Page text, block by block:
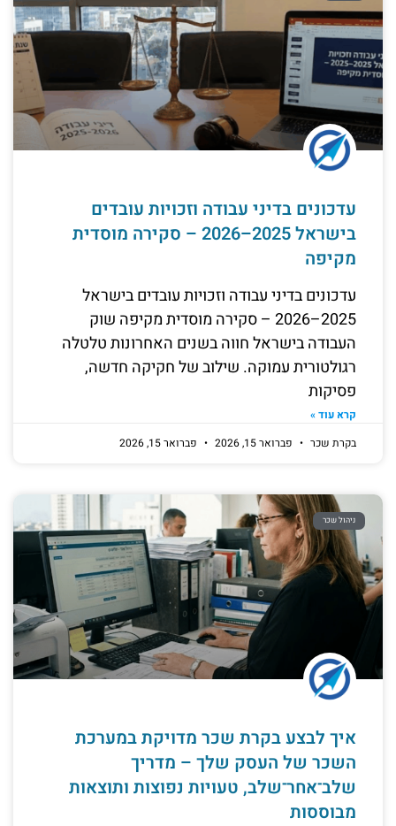
עדכונים בדיני עבודה וזכויות עובדים
בישראל 2025–2026 – סקירה מוסדית
מקיפה
עדכונים בדיני עבודה וזכויות עובדים בישראל
2025–2026 – סקירה מוסדית מקיפה שוק
העבודה בישראל חווה בשנים האחרונות טלטלה
רגולטורית עמוקה. שילוב של חקיקה חדשה,
פסיקות
קרא עוד »
בקרת שכר
פברואר 15, 2026 פברואר 15, 2026
ניהול שכר
איך לבצע בקרת שכר מדויקת במערכת
השכר של העסק שלך – מדריך
שלב־אחר־שלב, טעויות נפוצות ותוצאות
מבוססות